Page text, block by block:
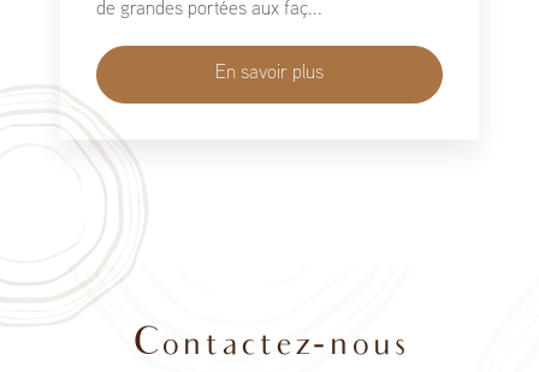
de grandes portées aux faç...
En savoir plus
Contactez-nous